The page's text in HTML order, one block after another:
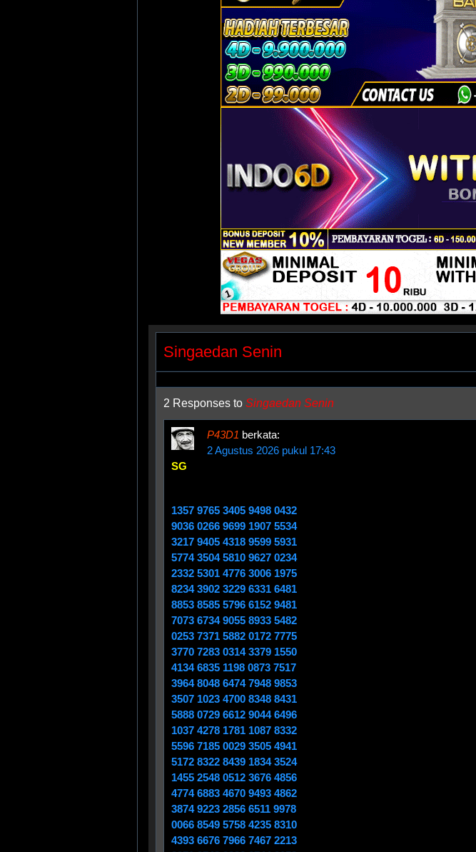
Singaedan Senin
2 Responses to Singaedan Senin
P43D1 berkata:
2 Agustus 2026 pukul 17:43
SG
1357 9765 3405 9498 0432
9036 0266 9699 1907 5534
3217 9405 4318 9599 5931
5774 3504 5810 9627 0234
2332 5301 4776 3006 1975
8234 3902 3229 6331 6481
8853 8585 5796 6152 9481
7073 6734 9055 8933 5482
0253 7371 5882 0172 7775
3770 7283 0314 3379 1550
4134 6835 1198 0873 7517
3964 8048 6474 7948 9853
3507 1023 4700 8348 8431
5888 0729 6612 9044 6496
1037 4278 1781 1087 8332
5596 7185 0029 3505 4941
5172 8322 8439 1834 3524
1455 2548 0512 3676 4856
4774 6883 4670 9493 4862
3874 9223 2856 6511 9978
0066 8549 5758 4235 8310
4393 6676 7966 7467 2213